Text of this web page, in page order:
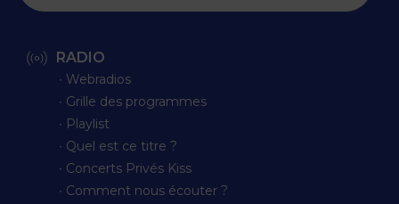
RADIO
∙ Webradios
∙ Grille des programmes
∙ Playlist
∙ Quel est ce titre ?
∙ Concerts Privés Kiss
∙ Comment nous écouter ?